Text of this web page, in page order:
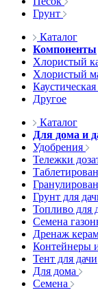
Грунт
Каталог
Компоненты
Хлористый
Хлористый
Каустическая
Другое
Каталог
Для дома и
Удобрения
Тележки
Грунт для
Топливо для
Семена
Дренаж
Контейнеры
Тент для дачи
Для дома
Семена